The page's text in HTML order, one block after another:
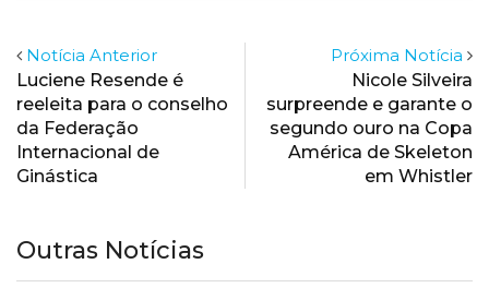
Notícia Anterior
Luciene Resende é
reeleita para o conselho
da Federação
Internacional de
Ginástica
Próxima Notícia
Nicole Silveira
surpreende e garante o
segundo ouro na Copa
América de Skeleton
em Whistler
Outras Notícias